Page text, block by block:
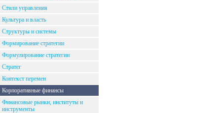
Стили управления
Культура и власть
Структуры и системы
Формирование стратегии
Формулирование стратегии
Стратег
Контекст перемен
Корпоративные финансы
Финансовые рынки, институты и
инструменты